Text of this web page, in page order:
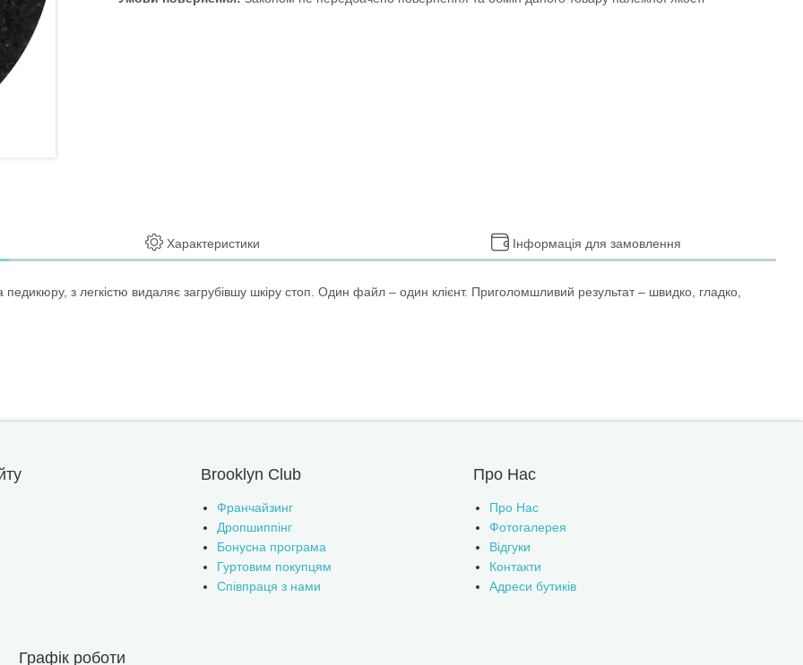
Характеристики Інформація для замовлення
з легкістю видаляє загрубівшу шкіру стоп. Один файл – один клієнт. Приголомшливий результат – швидко, гладко,
Brooklyn Club
Франчайзинг
Дропшиппінг
Бонусна програма
Гуртовим покупцям
Співпраця з нами
Про Нас
Про Нас
Фотогалерея
Відгуки
Контакти
Адреси бутиків
Графік роботи